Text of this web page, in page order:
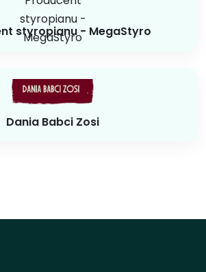
styropianu - MegaStyro
Dania Babci Zosi